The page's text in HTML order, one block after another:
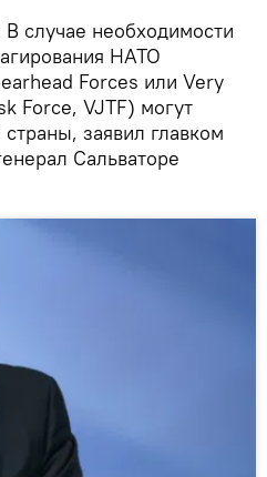
В случае необходимости
НАТО
Forces или Very
Force, VJTF) могут
заявил главком
Сальваторе